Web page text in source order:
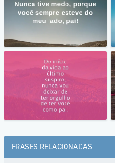
FRASES RELACIONADAS